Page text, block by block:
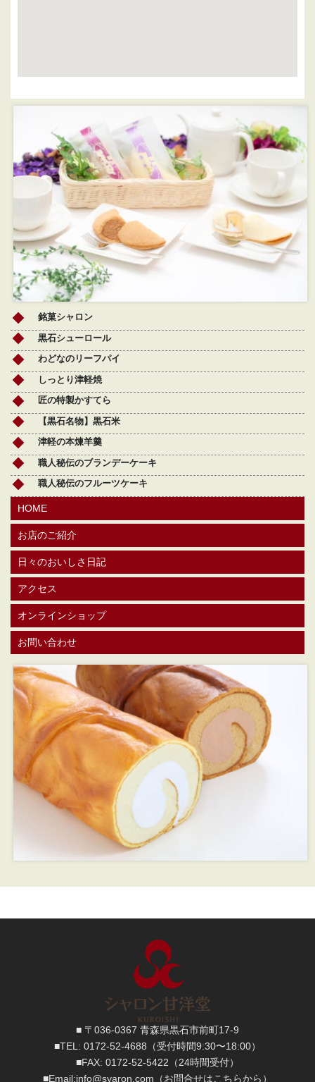
銘菓シャロン
黒石シューロール
わどなのリーフパイ
しっとり津軽焼
匠の特製かすてら
【黒石名物】黒石米
津軽の本煉羊羹
職人秘伝のブランデーケーキ
職人秘伝のフルーツケーキ
HOME
お店のご紹介
日々のおいしさ日記
アクセス
オンラインショップ
お問い合わせ
■ 〒036-0367 青森県黒石市前町17-9
■TEL: 0172-52-4688 （受付時間9:30〜18:00）
■FAX: 0172-52-5422 （24時間受付）
■Email:info@syaron.com （お問合せはこちらから）